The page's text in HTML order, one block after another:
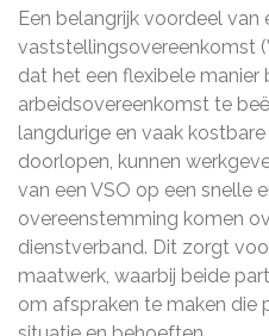
Een belangrijk voordeel van
vaststellingsovereenkomst
dat het een flexibele manier
arbeidsovereenkomst te
langdurige en vaak
doorlopen, kunnen
van een VSO op een snelle
overeenstemming komen
dienstverband. Dit zorgt
maatwerk, waarbij beide
om afspraken te maken die